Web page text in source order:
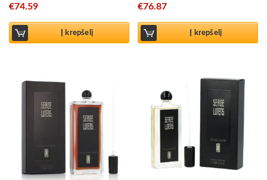
€74.59
Į krepšelį
€76.87
Į krepšelį